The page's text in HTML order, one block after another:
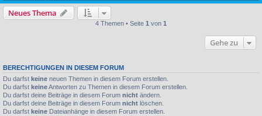
Neues Thema
4 Themen • Seite 1 von 1
Gehe zu
BERECHTIGUNGEN IN DIESEM FORUM
Du darfst keine neuen Themen in diesem Forum erstellen.
Du darfst keineAntworten zu Themen in diesem Forum erstellen.
Du darfst deine Beiträge in diesem Forum nicht ändern.
Du darfst deine Beiträge in diesem Forum nicht löschen.
Du darfst keine Dateianhänge in diesem Forum erstellen.